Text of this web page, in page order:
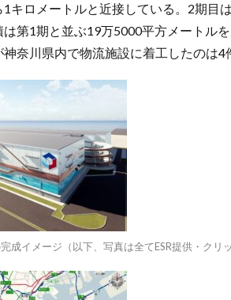
キロメートルと近接している。2期目
第1期と並ぶ19万5000平方メートル
奈川県内で物流施設に着工したのは4
成イメージ（以下、写真は全てESR提供・クリ